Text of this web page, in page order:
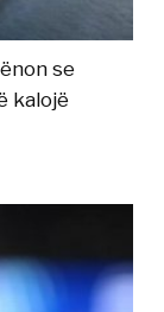
se
kalojë